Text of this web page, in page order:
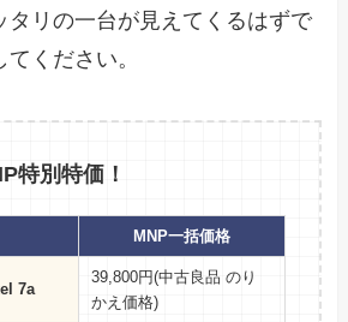
タリの一台が見えてくるはずで
ください。
特別特価！
MNP一括価格
7a
39,800円(中古良品 のり
かえ価格)